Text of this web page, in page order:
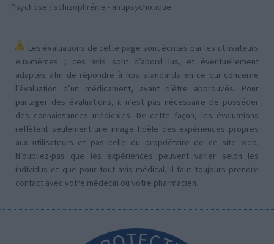
Psychose / schizophrénie - antipsychotique
Les évaluations de cette page sont écrites par les utilisateurs
eux-mêmes ; ces avis sont d’abord lus, et éventuellement
adaptés afin de répondre à nos standards en ce qui concerne
l’évaluation d’un médicament, avant d’être approuvés. Pour
partager des évaluations, il n’est pas nécessaire de posséder
des connaissances médicales. De cette façon, les évaluations
reflètent seulement une image fidèle des expériences propres
aux utilisateurs et pas celle du propriétaire de ce site web.
N’oubliez-pas que les expériences peuvent varier selon les
individus et que pour tout avis médical, il faut toujours prendre
contact avec votre médecin ou votre pharmacien.